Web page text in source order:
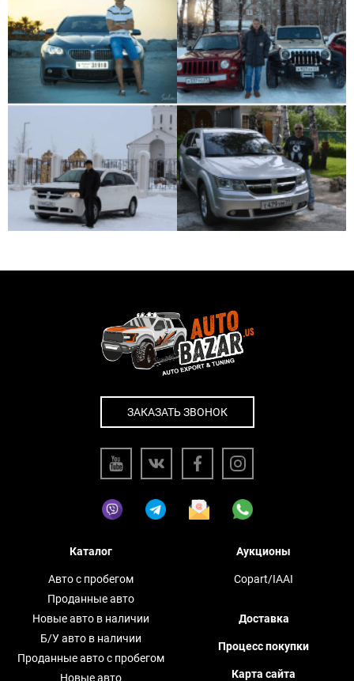
ЗАКАЗАТЬ ЗВОНОК
Каталог
Авто с пробегом
Проданные авто
Новые авто в наличии
Б/У авто в наличии
Проданные авто с пробегом
Новые авто
Аукционы
Copart/IAAI
Доставка
Процесс покупки
Карта сайта